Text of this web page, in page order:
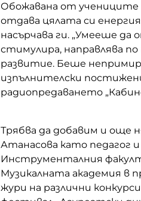
Обожавана от учениците
отдава цялата си
насърчава ги. „Умееше да
стимулира, направлява
развитие. Беше
изпълнителски
радиопредаването
Трябва да добавим и още
Атанасова като педагог
Инструменталния
Музикалната академия в
жури на различни